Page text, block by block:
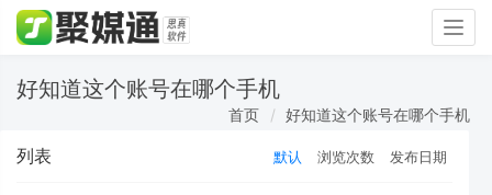
好知道这个账号在哪个手机
首页 好知道这个账号在哪个手机
列表 默认 浏览次数 发布日期